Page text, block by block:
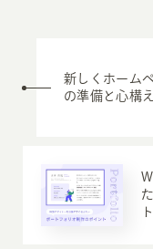
新しくホーム
の準備と心構え
ト